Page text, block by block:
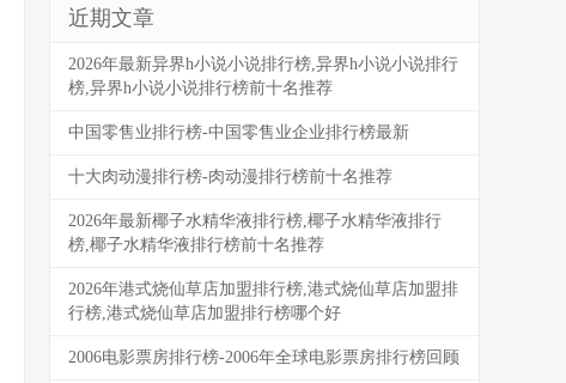
近期文章
2026年最新异界h小说小说排行榜,异界h小说小说排行
榜,异界h小说小说排行榜前十名推荐
中国零售业排行榜-中国零售业企业排行榜最新
十大肉动漫排行榜-肉动漫排行榜前十名推荐
2026年最新椰子水精华液排行榜,椰子水精华液排行
榜,椰子水精华液排行榜前十名推荐
2026年港式烧仙草店加盟排行榜,港式烧仙草店加盟排
行榜,港式烧仙草店加盟排行榜哪个好
2006电影票房排行榜-2006年全球电影票房排行榜回顾